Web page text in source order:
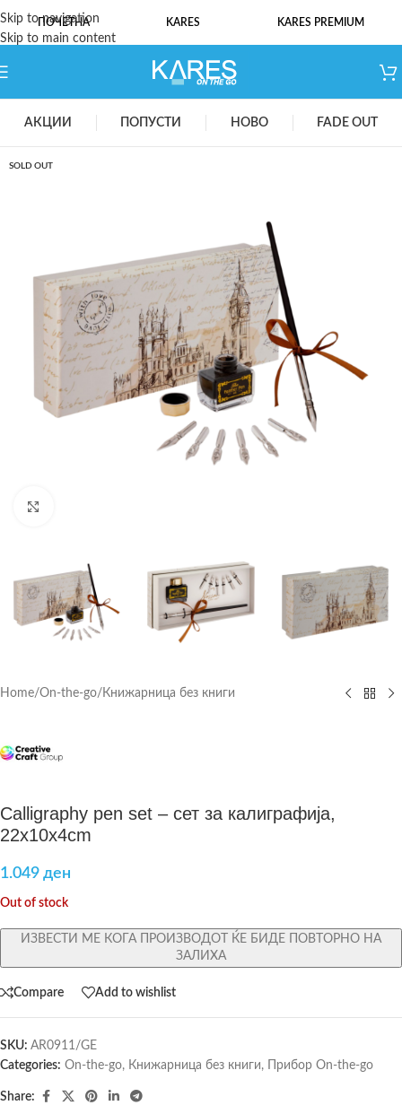
Skip to navigation
Skip to main content
ПОЧЕТНА KARES KARES PREMIUM
АКЦИИ ПОПУСТИ НОВО FADE OUT
SOLD OUT
Home/On-the-go/ Книжарница без книги
Calligraphy pen set – сет за калиграфија,
22x10x4cm
1.049 ден
Out of stock
ИЗВЕСТИ МЕ КОГА ПРОИЗВОДОТ ЌЕ БИДЕ ПОВТОРНО НА
ЗАЛИХА
Compare Add to wishlist
SKU: AR0911/GE
Categories: On-the-go, Книжарница без книги, Прибор On-the-go
Share: